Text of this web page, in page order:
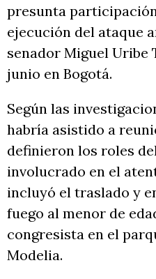
presunta
ejecución del ataque
senador Miguel Uribe
junio en Bogotá.
Según las
habría asistido a
definieron los roles
involucrado en el
incluyó el traslado y
fuego al menor de
congresista en el
Modelia.